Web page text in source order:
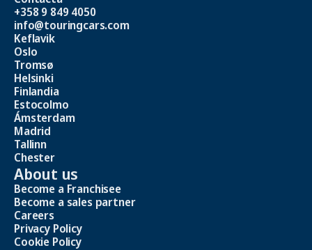
+358 9 849 4050
info@touringcars.com
Keflavik
Oslo
Tromsø
Helsinki
Finlandia
Estocolmo
Ámsterdam
Madrid
Tallinn
Chester
About us
Become a Franchisee
Become a sales partner
Careers
Privacy Policy
Cookie Policy